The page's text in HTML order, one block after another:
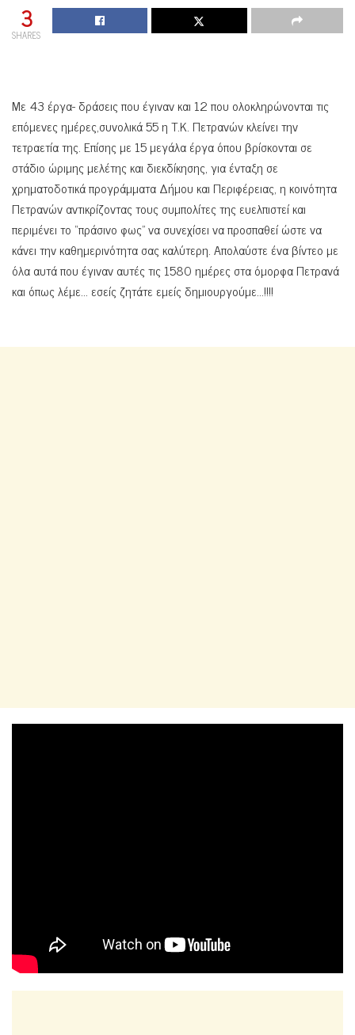
3
SHARES
Με 43 έργα- δράσεις που έγιναν και 12 που ολοκληρώνονται τις
επόμενες ημέρες,συνολικά 55 η Τ.Κ. Πετρανών κλείνει την
τετραετία της. Επίσης με 15 μεγάλα έργα όπου βρίσκονται σε
στάδιο ώριμης μελέτης και διεκδίκησης, για ένταξη σε
χρηματοδοτικά προγράμματα Δήμου και Περιφέρειας, η κοινότητα
Πετρανών αντικρίζοντας τους συμπολίτες της ευελπιστεί και
περιμένει το “πράσινο φως” να συνεχίσει να προσπαθεί ώστε να
κάνει την καθημερινότητα σας καλύτερη. Απολαύστε ένα βίντεο με
όλα αυτά που έγιναν αυτές τις 1580 ημέρες στα όμορφα Πετρανά
και όπως λέμε… εσείς ζητάτε εμείς δημιουργούμε…!!!!